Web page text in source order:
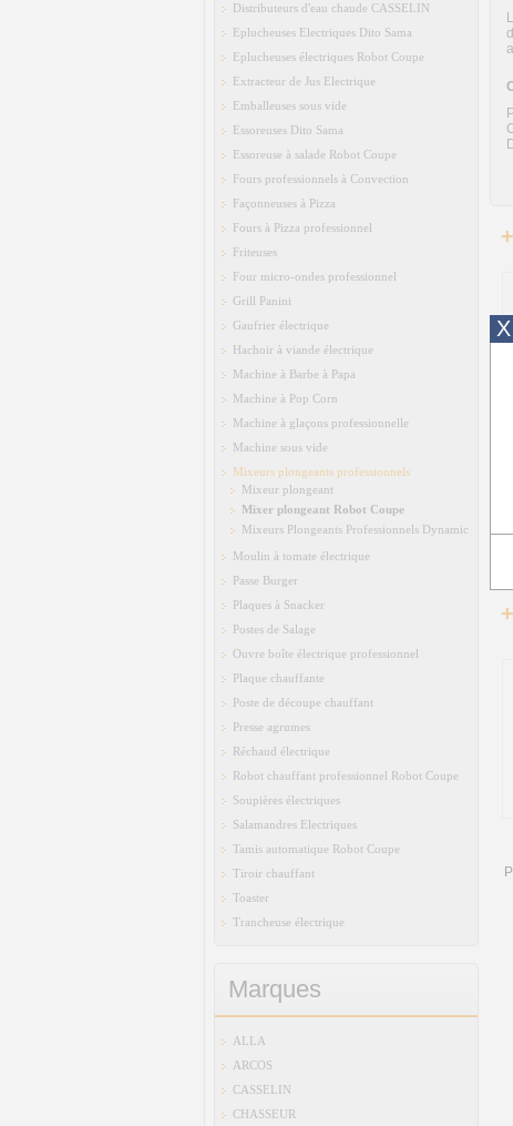
Distributeurs d'eau chaude CASSELIN
Eplucheuses Electriques Dito Sama
Eplucheuses électriques Robot Coupe
Extracteur de Jus Electrique
Emballeuses sous vide
Essoreuses Dito Sama
Essoreuse à salade Robot Coupe
Fours professionnels à Convection
Façonneuses à Pizza
Fours à Pizza professionnel
Friteuses
Four micro-ondes professionnel
Grill Panini
Gaufrier électrique
Hachoir à viande électrique
Machine à Barbe à Papa
Machine à Pop Corn
Machine à glaçons professionnelle
Machine sous vide
Mixeurs plongeants professionnels
Mixeur plongeant
Mixer plongeant Robot Coupe
Mixeurs Plongeants Professionnels Dynamic
Moulin à tomate électrique
Passe Burger
Plaques à Snacker
Postes de Salage
Ouvre boîte électrique professionnel
Plaque chauffante
Poste de découpe chauffant
Presse agrumes
Réchaud électrique
Robot chauffant professionnel Robot Coupe
Soupières électriques
Salamandres Electriques
Tamis automatique Robot Coupe
Tiroir chauffant
Toaster
Trancheuse électrique
Marques
ALLA
ARCOS
CASSELIN
CHASSEUR
+
+
X